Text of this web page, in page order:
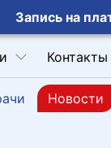
Запись на
Контакты
Новости